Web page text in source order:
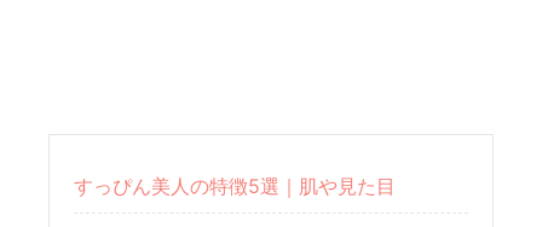
すっぴん美人の特徴5選｜肌や見た目